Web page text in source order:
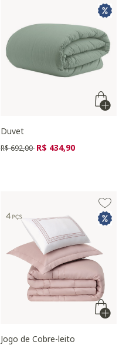
Duvet
Preço reduzido de
R$ 692,00 para
R$ 434,90
Jogo de Cobre-leito